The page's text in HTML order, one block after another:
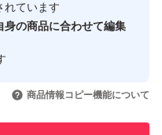
安全なユーザーです
を完了させた実績があります
れています
身の商品に合わせて編集
商品情報コピー機能について